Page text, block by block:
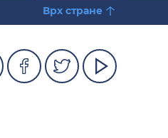
Врх стране